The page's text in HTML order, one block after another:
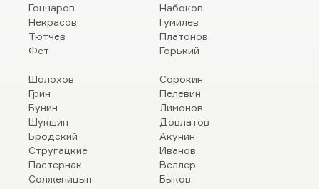
Гончаров
Некрасов
Тютчев
Фет
Набоков
Гумилев
Платонов
Горький
Шолохов
Грин
Бунин
Шукшин
Бродский
Стругацкие
Пастернак
Солженицын
Сорокин
Пелевин
Лимонов
Довлатов
Акунин
Иванов
Веллер
Быков